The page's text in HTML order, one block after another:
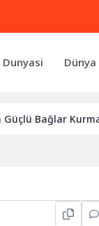
Anahtarı